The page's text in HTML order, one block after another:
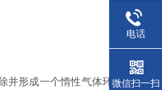
并形成一个惰性气体环
电话
微信扫一扫